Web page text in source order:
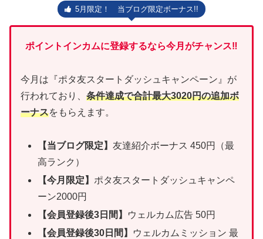
5月限定！ 当ブログ限定ボーナス!!
ポイントインカムに登録するなら今月がチャンス‼
今月は『ポタ友スタートダッシュキャンペーン』が
行われており、 条件達成で合計最大3020円の追加ボ
ーナスをもらえます。
【当ブログ限定】友達紹介ボーナス 450円（最
高ランク）
【今月限定】 ポタ友スタートダッシュキャンペ
ーン2000円
【会員登録後3日間】
ウェルカム広告 50円
【会員登録後30日間】
ウェルカムミッション 最